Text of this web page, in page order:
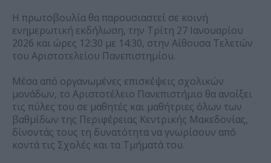
Η πρωτοβουλία θα παρουσιαστεί σε κοινή
ενημερωτική εκδήλωση, την Τρίτη 27 Ιανουαρίου
2026 και ώρες 12:30 με 14:30, στην Αίθουσα Τελετών
του Αριστοτελείου Πανεπιστημίου.
Μέσα από οργανωμένες επισκέψεις σχολικών
μονάδων, το Αριστοτέλειο Πανεπιστήμιο θα ανοίξει
τις πύλες του σε μαθητές και μαθήτριες όλων των
βαθμίδων της Περιφέρειας Κεντρικής Μακεδονίας,
δίνοντάς τους τη δυνατότητα να γνωρίσουν από
κοντά τις Σχολές και τα Τμήματά του.